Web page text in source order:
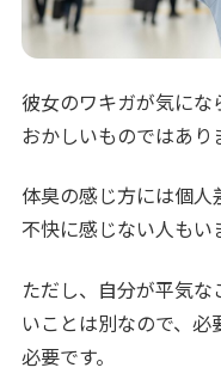
彼女のワキガが気に
おかしいものではあり
体臭の感じ方には個
不快に感じない人もい
ただし、自分が平気
いことは別なので、
必要です。